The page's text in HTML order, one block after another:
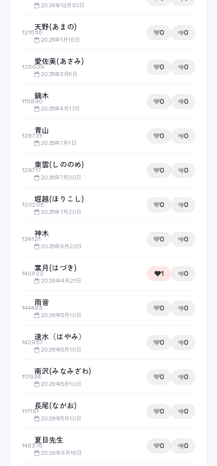
2024年12月30日
121555
天野(あまの)
2025年1月16日
0 0
125009
愛佐美(あさみ)
2025年3月5日
0 0
115890
鏑木
2025年4月17日
0 0
128731
青山
2025年7月1日
0 0
129717
東雲(しののめ)
2025年7月20日
0 0
120206
堀越(ほりこし)
2025年7月20日
0 0
134121
神木
2025年9月22日
0 0
140822
葉月(はづき)
2026年4月21日
1 0
144463
雨音
2026年5月10日
0 0
142957
速水（はやみ）
2026年5月10日
0 0
117934
南沢(みなみざわ)
2026年5月10日
0 0
117181
長尾(ながお)
2026年5月10日
0 0
146375
夏目先生
2026年6月18日
0 0